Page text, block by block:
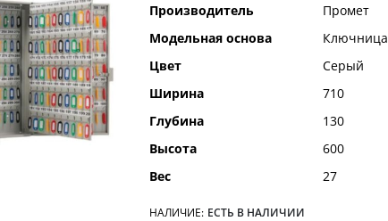
Производитель
Промет
Модельная основа
Ключница
Цвет
Серый
Ширина
710
Глубина
130
Высота
600
Вес
27
НАЛИЧИЕ: ЕСТЬ В НАЛИЧИИ